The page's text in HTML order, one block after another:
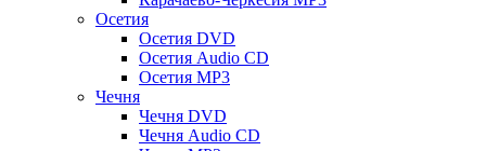
Осетия
Осетия DVD
Осетия Audio CD
Осетия MP3
Чечня
Чечня DVD
Чечня Audio CD